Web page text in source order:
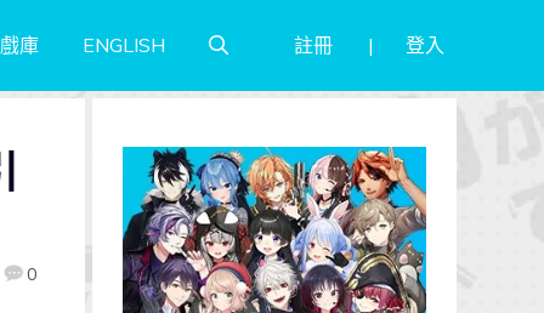
庫 ENGLISH 註冊 登入
0